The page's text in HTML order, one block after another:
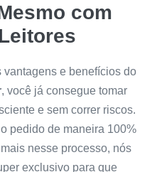
com
vantagens e benefícios do
, você já consegue tomar
e sem correr riscos.
pedido de maneira 100%
nesse processo, nós
exclusivo para que